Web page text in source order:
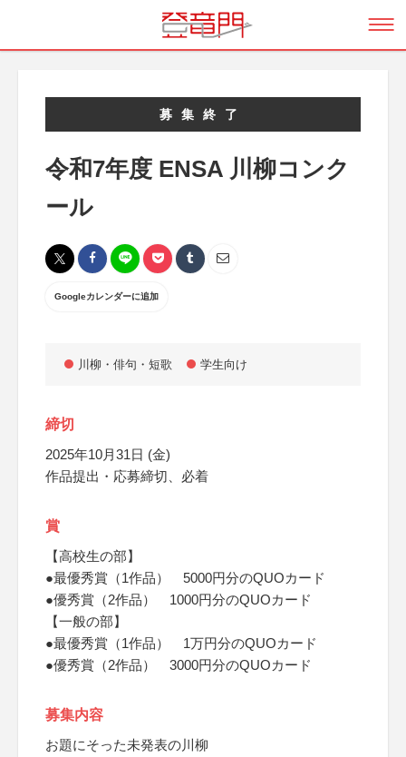
募集終了
令和7年度 ENSA 川柳コンク
ール
Googleカレンダーに追加
川柳・俳句・短歌 学生向け
締切
2025年10月31日 (金)
作品提出・応募締切、必着
賞
【高校生の部】
●最優秀賞（1作品） 5000円分のQUOカード
●優秀賞（2作品） 1000円分のQUOカード
【一般の部】
●最優秀賞（1作品） 1万円分のQUOカード
●優秀賞（2作品） 3000円分のQUOカード
募集内容
お題にそった未発表の川柳